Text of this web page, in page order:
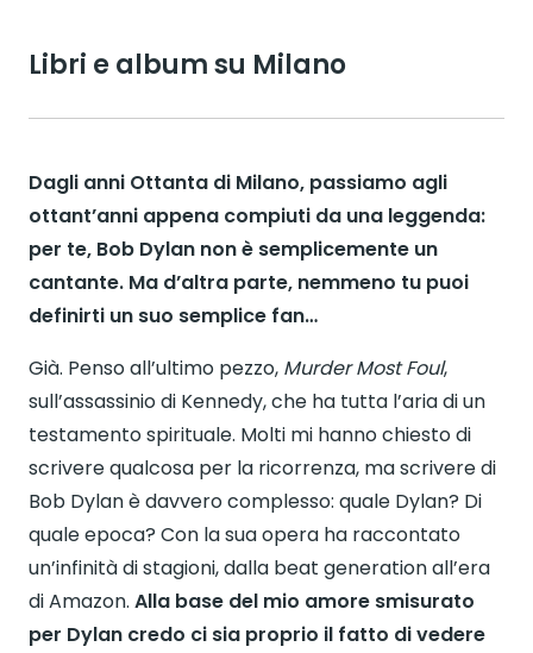
Libri e album su Milano
Dagli anni Ottanta di Milano, passiamo agli
ottant’anni appena compiuti da una leggenda:
per te, Bob Dylan non è semplicemente un
cantante. Ma d’altra parte, nemmeno tu puoi
definirti un suo semplice fan…
Già. Penso all’ultimo pezzo, Murder Most Foul,
sull’assassinio di Kennedy, che ha tutta l’aria di un
testamento spirituale. Molti mi hanno chiesto di
scrivere qualcosa per la ricorrenza, ma scrivere di
Bob Dylan è davvero complesso: quale Dylan? Di
quale epoca? Con la sua opera ha raccontato
un’infinità di stagioni, dalla beat generation all’era
di Amazon. Alla base del mio amore smisurato
per Dylan credo ci sia proprio il fatto di vedere